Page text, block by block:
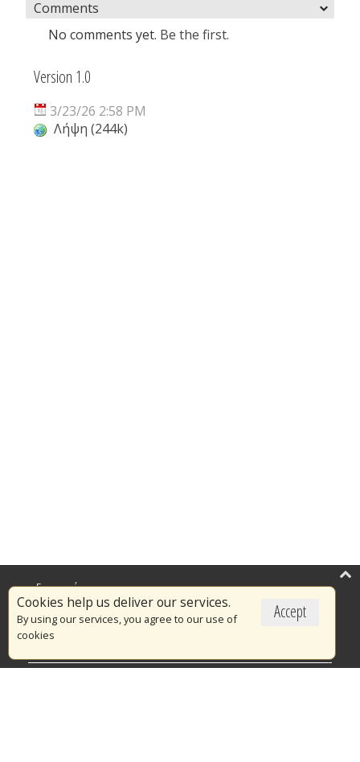
Comments
No comments yet. Be the first.
Version 1.0
3/23/26 2:58 PM
Λήψη (244k)
Accept
Cookies help us deliver our services.
By using our services, you agree to our use of
cookies
Επικαιρότητα
Το Πυροσβεστικό Σώμα